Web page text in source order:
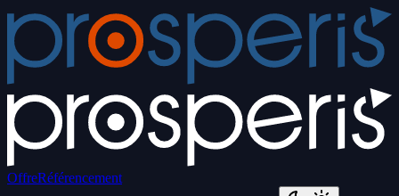
OffreRéférencement